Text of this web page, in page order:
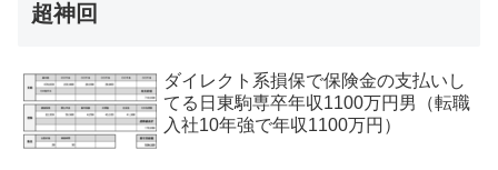
超神回
ダイレクト系損保で保険金の支払いし
てる日東駒専卒年収1100万円男（転職
入社10年強で年収1100万円）